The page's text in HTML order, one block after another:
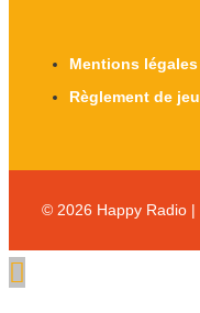
Mentions légales
Règlement de jeu
© 2026 Happy Radio |